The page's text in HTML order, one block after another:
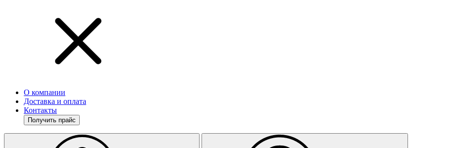
О компании
Доставка и оплата
Контакты
Получить прайс